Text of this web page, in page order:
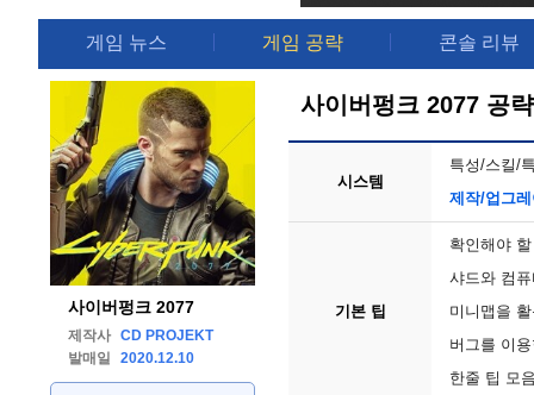
게임 뉴스 게임 공략 콘솔 리뷰
사이버펑크 2077
제작사 CD PROJEKT
발매일
2020.12.10
사이버펑크 2077 공략
시스템
특성/스킬/
제작/업그
기본 팁
확인해야
샤드와 컴
미니맵을
버그를 이
한줄 팁 모